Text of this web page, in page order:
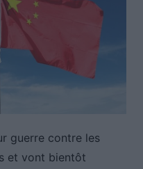
guerre contre les
et vont bientôt